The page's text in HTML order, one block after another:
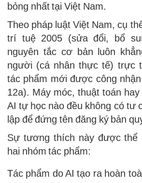
bỏng nhất tại Việt Nam.
Theo pháp luật Việt Nam, cụ
trí tuệ 2005 (sửa đổi, bổ
nguyên tắc cơ bản luôn
người (cá nhân thực tế) trực
tác phẩm mới được công
12a). Máy móc, thuật toán
AI tự học nào đều không có tư
lập để đứng tên đăng ký bản
Sự tương thích này được thể
hai nhóm tác phẩm:
Tác phẩm do AI tạo ra hoàn